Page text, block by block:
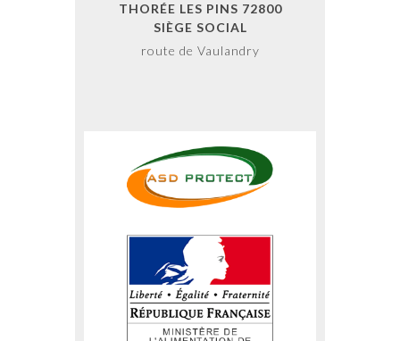
THORÉE LES PINS 72800
SIÈGE SOCIAL
route de Vaulandry